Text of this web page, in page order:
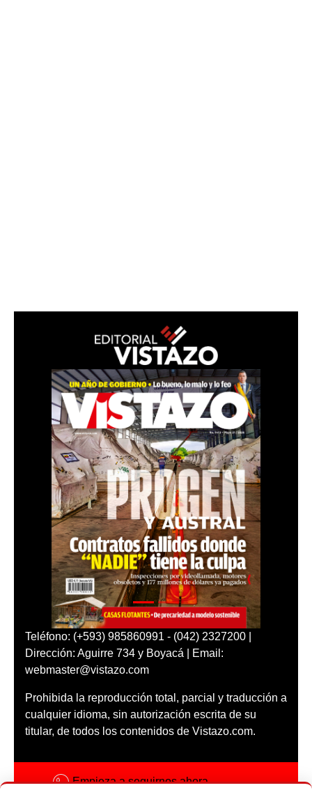
Teléfono: (+593) 985860991 - (042) 2327200 |
Dirección: Aguirre 734 y Boyacá | Email:
webmaster@vistazo.com
Prohibida la reproducción total, parcial y traducción a
cualquier idioma, sin autorización escrita de su
titular, de todos los contenidos de Vistazo.com.
Empieza a seguirnos ahora